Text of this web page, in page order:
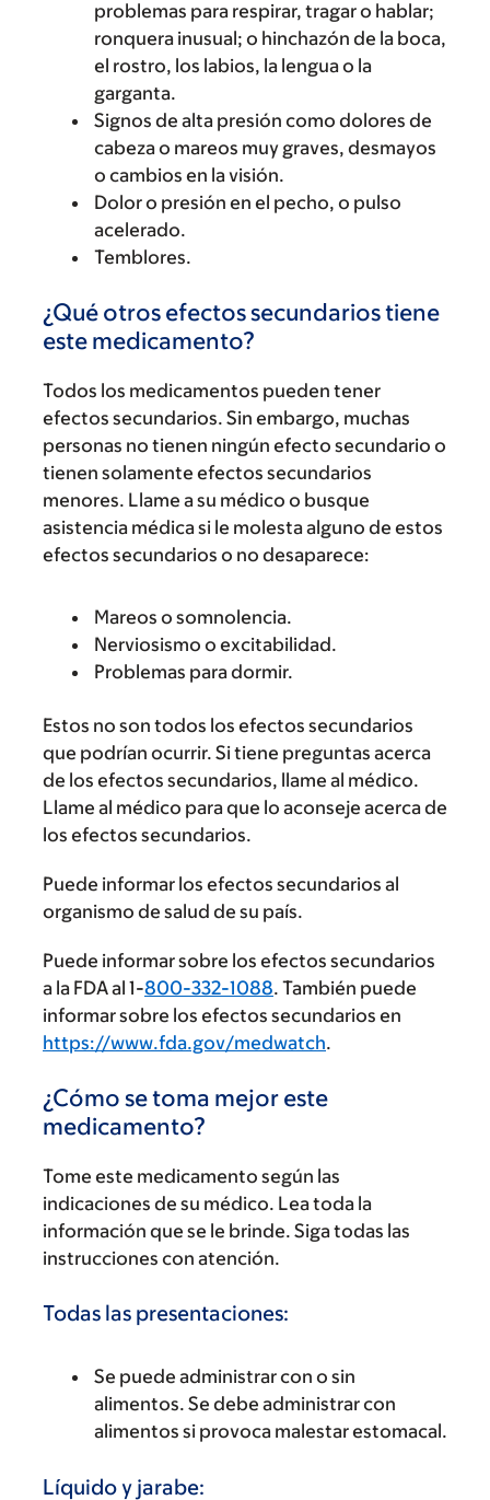
problemas para respirar, tragar o hablar;
ronquera inusual; o hinchazón de la boca,
el rostro, los labios, la lengua o la
garganta.
Signos de alta presión como dolores de
cabeza o mareos muy graves, desmayos
o cambios en la visión.
Dolor o presión en el pecho, o pulso
acelerado.
Temblores.
¿Qué otros efectos secundarios tiene
este medicamento?
Todos los medicamentos pueden tener
efectos secundarios. Sin embargo, muchas
personas no tienen ningún efecto secundario o
tienen solamente efectos secundarios
menores. Llame a su médico o busque
asistencia médica si le molesta alguno de estos
efectos secundarios o no desaparece:
Mareos o somnolencia.
Nerviosismo o excitabilidad.
Problemas para dormir.
Estos no son todos los efectos secundarios
que podrían ocurrir. Si tiene preguntas acerca
de los efectos secundarios, llame al médico.
Llame al médico para que lo aconseje acerca de
los efectos secundarios.
Puede informar los efectos secundarios al
organismo de salud de su país.
Puede informar sobre los efectos secundarios
a la FDA al 1-800-332-1088. También puede
informar sobre los efectos secundarios en
https://www.fda.gov/medwatch.
¿Cómo se toma mejor este
medicamento?
Tome este medicamento según las
indicaciones de su médico. Lea toda la
información que se le brinde. Siga todas las
instrucciones con atención.
Todas las presentaciones:
Se puede administrar con o sin
alimentos. Se debe administrar con
alimentos si provoca malestar estomacal.
Líquido y jarabe: